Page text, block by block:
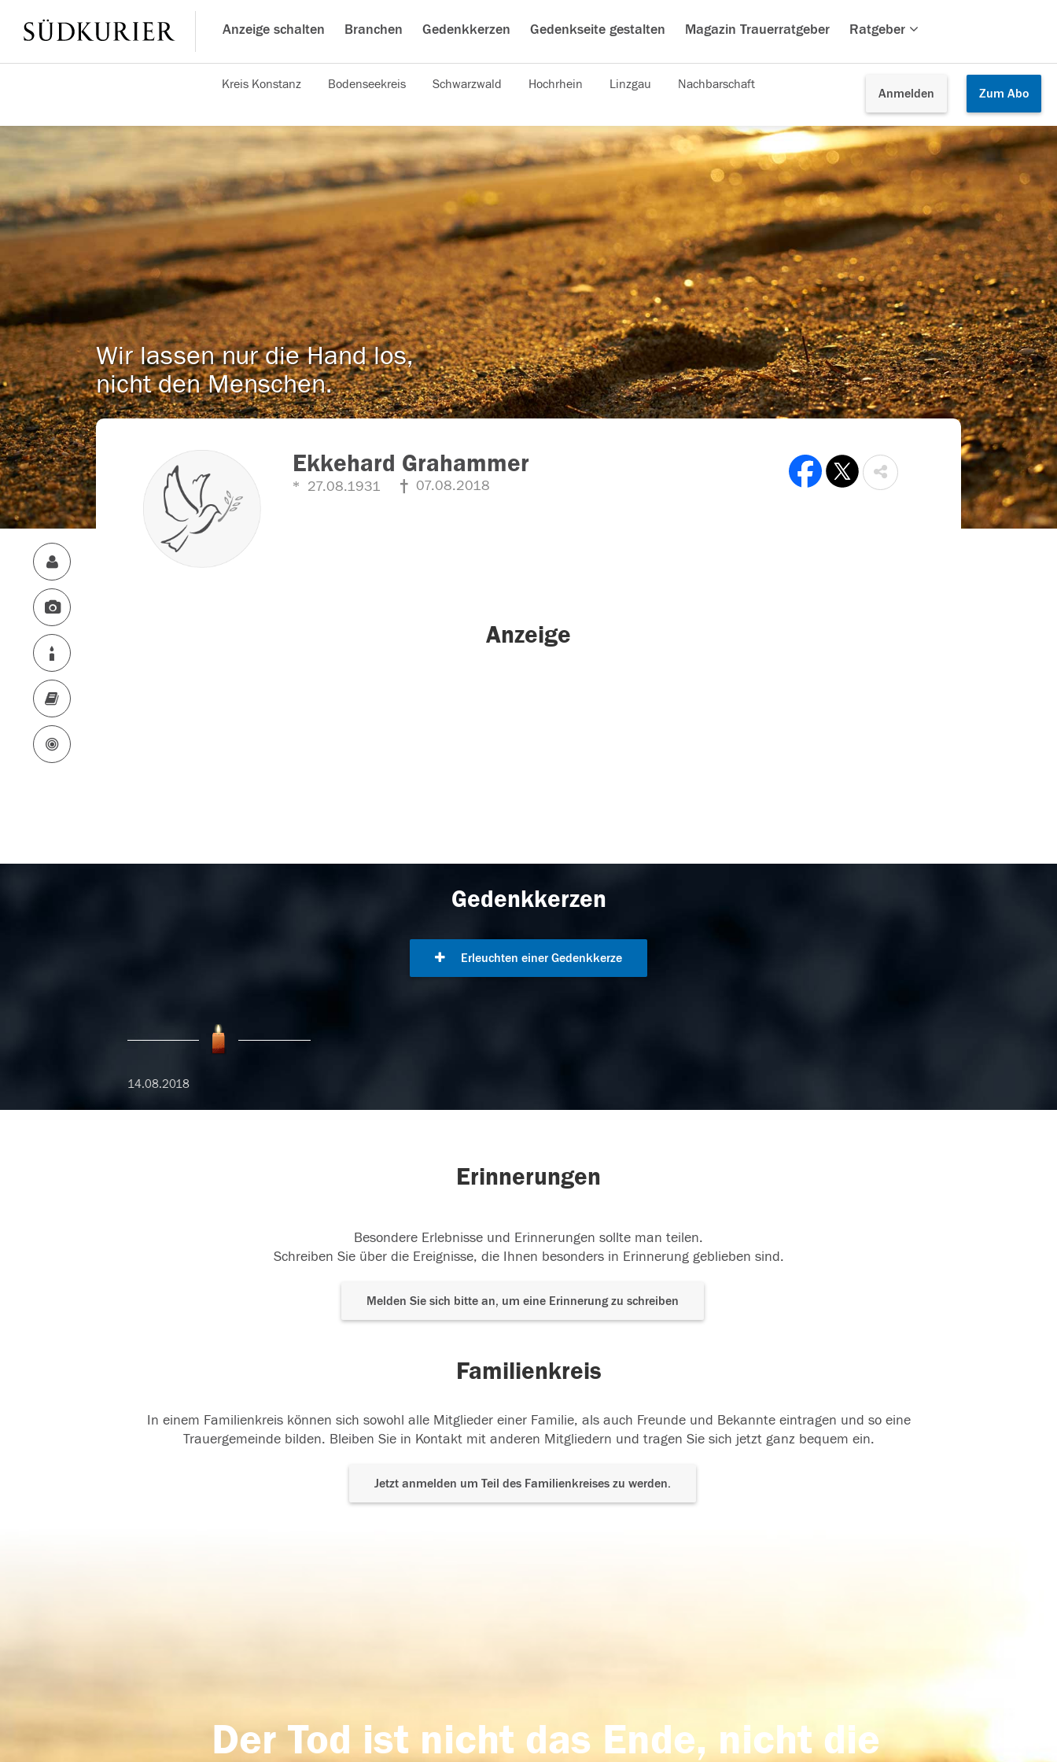
Anzeige schalten Branchen Gedenkkerzen Gedenkseite gestalten Magazin Trauerratgeber Ratgeber
Anmelden Zum Abo
Kreis Konstanz Bodenseekreis Schwarzwald Hochrhein Linzgau Nachbarschaft
Wir lassen nur die Hand los,
nicht den Menschen.
Ekkehard Grahammer
27.08.1931 07.08.2018
Anzeige
Gedenkkerzen
Erleuchten einer Gedenkkerze
14.08.2018
Erinnerungen
Besondere Erlebnisse und Erinnerungen sollte man teilen.
Schreiben Sie über die Ereignisse, die Ihnen besonders in Erinnerung geblieben sind.
Melden Sie sich bitte an, um eine Erinnerung zu schreiben
Familienkreis
In einem Familienkreis können sich sowohl alle Mitglieder einer Familie, als auch Freunde und Bekannte eintragen und so eine
Trauergemeinde bilden. Bleiben Sie in Kontakt mit anderen Mitgliedern und tragen Sie sich jetzt ganz bequem ein.
Jetzt anmelden um Teil des Familienkreises zu werden.
Der Tod ist nicht das Ende, nicht die